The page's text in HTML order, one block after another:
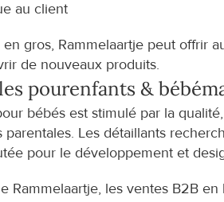
au client
gros, Rammelaartje peut offrir
de nouveaux produits.
pourenfants & bébé
bébés est stimulé par la
Les détaillants
pour le développement et
Rammelaartje, les ventes B2B